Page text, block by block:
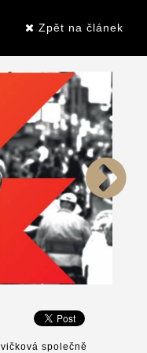
Zpět na článek
společně